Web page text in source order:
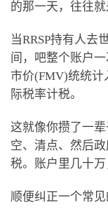
的那一天，往往就
当RRSP持有人去
间，吧整个账户
市价(FMV)统统计
际税率计税。
这就像你攒了一
空、清点、然后
税。账户里几十万
顺便纠正一个常见